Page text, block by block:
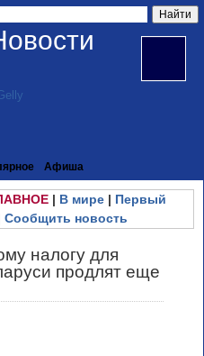
Афиша
| В мире| Первый
Сообщить новость
налогу для
продлят еще